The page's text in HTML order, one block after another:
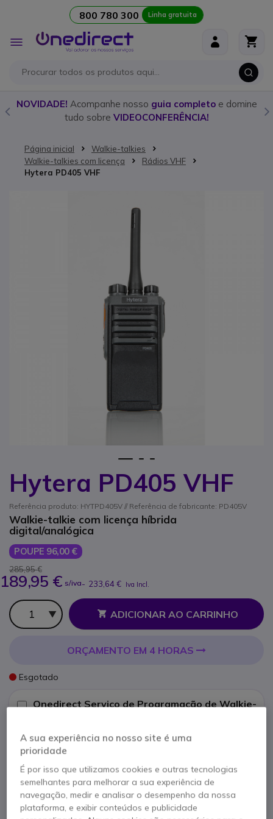
800 780 300 Linha gratuita
Alternar
Nav
NOVIDADE! Acompanhe nosso guia completoe domine
tudo sobre VIDEOCONFERÊNCIA!
Página inicial
Walkie-talkies
Walkie-talkies com licença
Rádios VHF
Hytera PD405 VHF
Hytera PD405 VHF
Referência produto: HYTPD405V // Referência de fabricante: PD405V
Walkie-talkie com licença híbrida
digital/analógica
POUPE 96,00 €
285,95 €
189,95 € s/iva- 233,64 € Iva Incl.
Qtd
ADICIONAR AO CARRINHO
ORÇAMENTO EM 4 HORAS
Esgotado
Onedirect Serviço de Programação de Walkie-
2 anos de garantiado fabricante
Saltar para o início da Galeria de imagens
A sua experiência no nosso site é uma
prioridade
É por isso que utilizamos cookies e outras tecnologias
semelhantes para melhorar a sua experiência de
navegação, medir e analisar o desempenho da nossa
plataforma, e exibir conteúdos e publicidade